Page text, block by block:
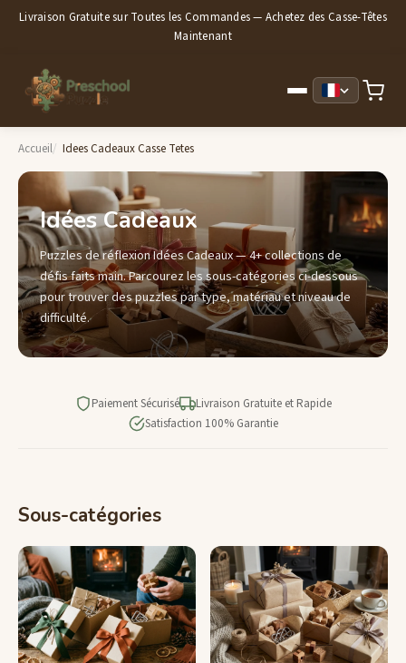
Livraison Gratuite sur Toutes les Commandes — Achetez des Casse-Têtes
Maintenant
Accueil Idees Cadeaux Casse Tetes
Idées Cadeaux
Puzzles de réflexion Idées Cadeaux — 4+ collections de
défis faits main. Parcourez les sous-catégories ci-dessous
pour trouver des puzzles par type, matériau et niveau de
difficulté.
Paiement Sécurisé
Livraison Gratuite et Rapide
Satisfaction 100% Garantie
Sous-catégories